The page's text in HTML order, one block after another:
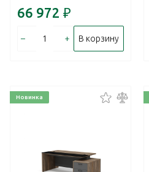
66 972 ₽
– + В корзину
Новинка